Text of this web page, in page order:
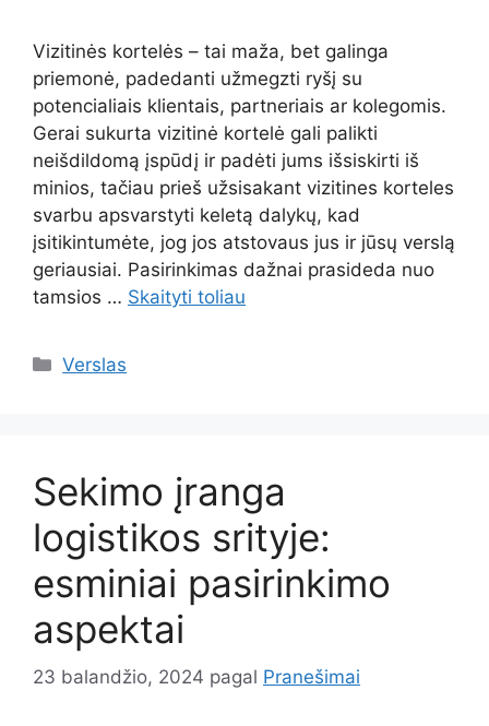
Vizitinės kortelės – tai maža, bet galinga
priemonė, padedanti užmegzti ryšį su
potencialiais klientais, partneriais ar kolegomis.
Gerai sukurta vizitinė kortelė gali palikti
neišdildomą įspūdį ir padėti jums išsiskirti iš
minios, tačiau prieš užsisakant vizitines korteles
svarbu apsvarstyti keletą dalykų, kad
įsitikintumėte, jog jos atstovaus jus ir jūsų verslą
geriausiai. Pasirinkimas dažnai prasideda nuo
tamsios … Skaityti toliau
Kategorijos
Verslas
Sekimo įranga
logistikos srityje:
esminiai pasirinkimo
aspektai
23 balandžio, 2024 pagal Pranešimai